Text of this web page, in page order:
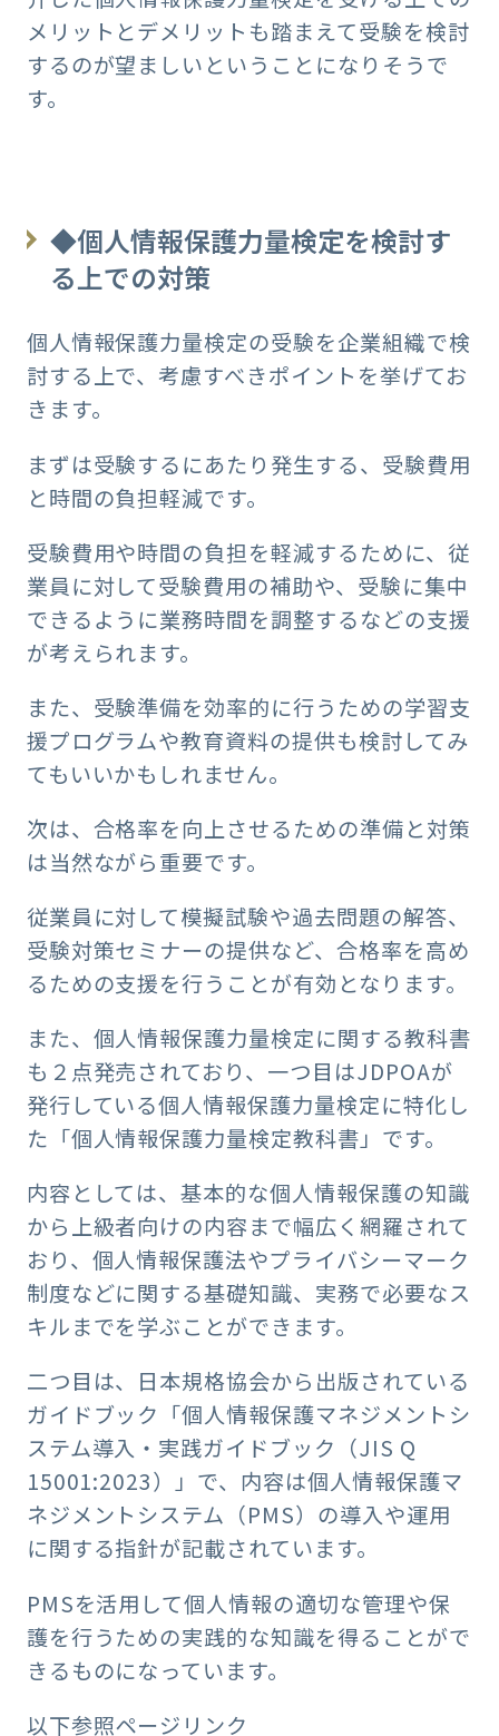
メリットとデメリットも踏まえて受験を検討
するのが望ましいということになりそうで
す。
◆個人情報保護力量検定を検討す
る上での対策
個人情報保護力量検定の受験を企業組織で検
討する上で、考慮すべきポイントを挙げてお
きます。
まずは受験するにあたり発生する、受験費用
と時間の負担軽減です。
受験費用や時間の負担を軽減するために、従
業員に対して受験費用の補助や、受験に集中
できるように業務時間を調整するなどの支援
が考えられます。
また、受験準備を効率的に行うための学習支
援プログラムや教育資料の提供も検討してみ
てもいいかもしれません。
次は、合格率を向上させるための準備と対策
は当然ながら重要です。
従業員に対して模擬試験や過去問題の解答、
受験対策セミナーの提供など、合格率を高め
るための支援を行うことが有効となります。
また、個人情報保護力量検定に関する教科書
も２点発売されており、一つ目はJDPOAが
発行している個人情報保護力量検定に特化し
た「個人情報保護力量検定教科書」です。
内容としては、基本的な個人情報保護の知識
から上級者向けの内容まで幅広く網羅されて
おり、個人情報保護法やプライバシーマーク
制度などに関する基礎知識、実務で必要なス
キルまでを学ぶことができます。
二つ目は、日本規格協会から出版されている
ガイドブック「個人情報保護マネジメントシ
ステム導入・実践ガイドブック（JIS Q
15001:2023）」で、内容は個人情報保護マ
ネジメントシステム（PMS）の導入や運用
に関する指針が記載されています。
PMSを活用して個人情報の適切な管理や保
護を行うための実践的な知識を得ることがで
きるものになっています。
以下参照ページリンク